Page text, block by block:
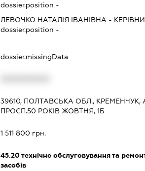
dossier.position -
ЛЕВОЧКО НАТАЛІЯ ІВАНІВНА -
dossier.position -
dossier.missingData
39610, ПОЛТАВСЬКА ОБЛ.,
ПРОСП.50 РОКІВ ЖОВТНЯ, 1Б
1 511 800 грн.
45.20технічне обслуговування та
засобів